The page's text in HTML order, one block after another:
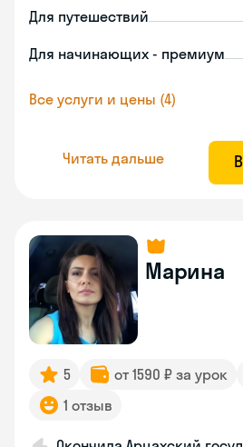
Для путешествий
Для начинающих - премиум
Все услуги и цены (4)
Читать дальше
Марина
5 от 1590 ₽ за урок
1 отзыв